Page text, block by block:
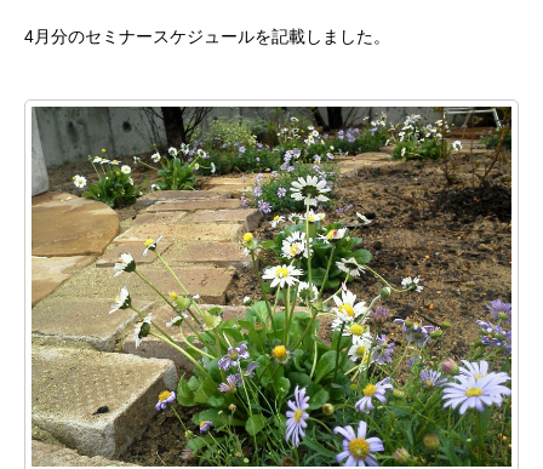
4月分のセミナースケジュールを記載しました。